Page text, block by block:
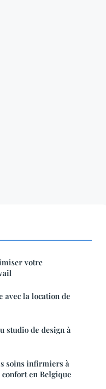
votre
avec la location de
studio de design à
soins infirmiers à
en Belgique